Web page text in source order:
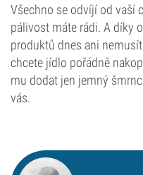
Všechno se odvíjí od vaší
pálivost máte rádi. A díky
produktů dnes ani
chcete jídlo pořádně
mu dodat jen jemný
vás.